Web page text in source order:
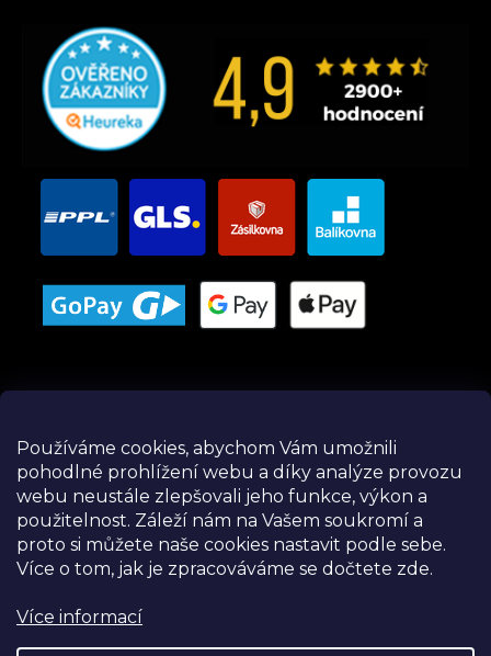
Používáme cookies, abychom Vám umožnili
pohodlné prohlížení webu a díky analýze provozu
webu neustále zlepšovali jeho funkce, výkon a
použitelnost. Záleží nám na Vašem soukromí a
proto si můžete naše cookies nastavit podle sebe.
Více o tom, jak je zpracováváme se dočtete zde.
Více informací
Instagram